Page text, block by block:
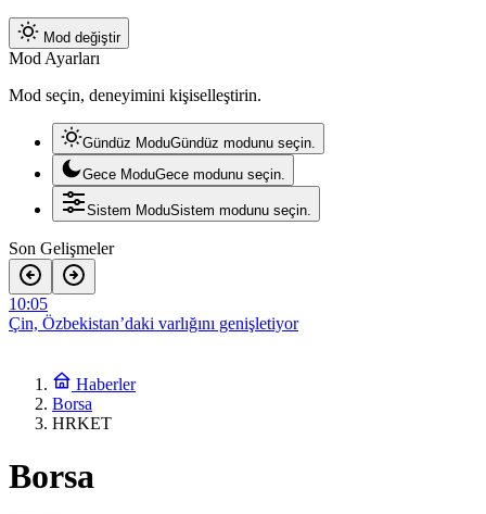
Mod değiştir
Mod Ayarları
Mod seçin, deneyimini kişiselleştirin.
Gündüz ModuGündüz modunu seçin.
Gece ModuGece modunu seçin.
Sistem ModuSistem modunu seçin.
Son Gelişmeler
10:05
Çin, Özbekistan’daki varlığını genişletiyor
Yüzlerce evsiz çocuk… Ceuta’daki kriz tırmanıyor ve Madrid
üzerinde baskı oluşturuyor
7:59
20:49
Haberler
Borsa
HRKET
Borsa